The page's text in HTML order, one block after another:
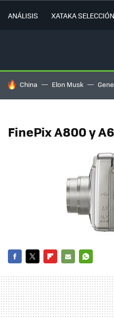
ANÁLISIS XATAKA SELECCIÓN
HOY SE HABLA DE
China Elon Musk
FinePix A800 y
MAIL